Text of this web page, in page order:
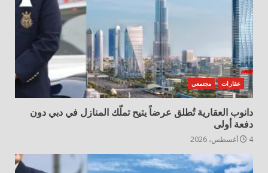
عقارات مجتمعي
دانوب العقارية تُطلق عرضاً يتيح تملّك المنازل في دبي دون
دفعة أولى
4 أغسطس، 2026